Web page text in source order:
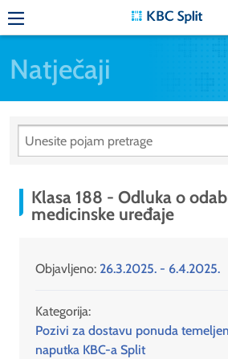
Natječaji
Klasa 188 - Odluka o
medicinske uređaje
Objavljeno: 26.3.2025. - 6.4.2025.
Kategorija:
Pozivi za dostavu ponuda
naputka KBC-a Split